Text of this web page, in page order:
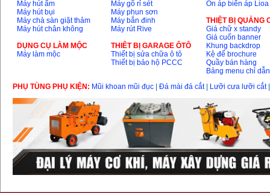
Máy hút ẩm
Máy hút bụi
Máy chà sàn giặt thảm
Máy hút chân không
DỤNG CỤ LÀM MỘC
Máy làm mộc
Máy gõ rỉ sét
Máy phun sơn
Máy bắn đinh
Máy rút Rive
THIÊT BỊ GARAGE ÔTÔ
Thiết bị sửa chữa ô tô
Thiết bị bảo hộ PCCC
Ổn áp biến áp Lioa
THIỆT BỊ QUẢNG
Giá chữ x standy
Giá cuốn banner
Khung backdrop
Kệ để brochure
Quầy bán hàng
Bảng menu chỉ dẫn
PHỤ TÙNG PHỤ KIỆN: Mũi khoan mũi đục Đá mài đá cắt| Lưỡi cưa lưỡi cắt